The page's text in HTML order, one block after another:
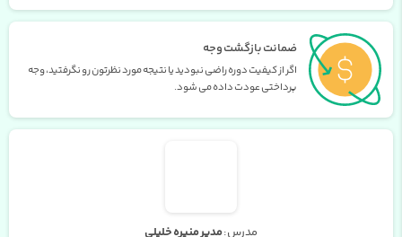
ضمانت بازگشت وجه
اگر از کیفیت دوره راضی نبودید یا نتیجه مورد نظرتون رو نگرفتید، وجه
پرداختی عودت داده می شود.
مدرس:مدیر منیره خلیلی